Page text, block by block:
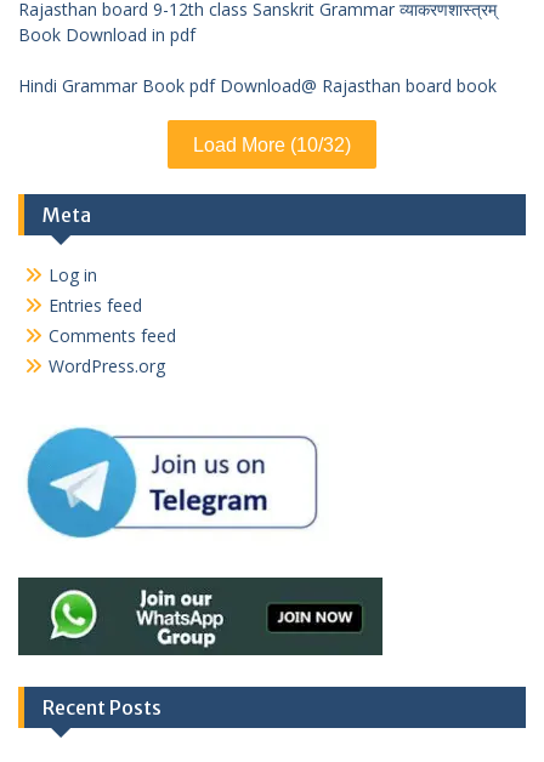
Rajasthan board 9-12th class Sanskrit Grammar व्याकरणशास्त्रम्
Book Download in pdf
Hindi Grammar Book pdf Download@ Rajasthan board book
Load More (10/32)
Meta
Log in
Entries feed
Comments feed
WordPress.org
Recent Posts